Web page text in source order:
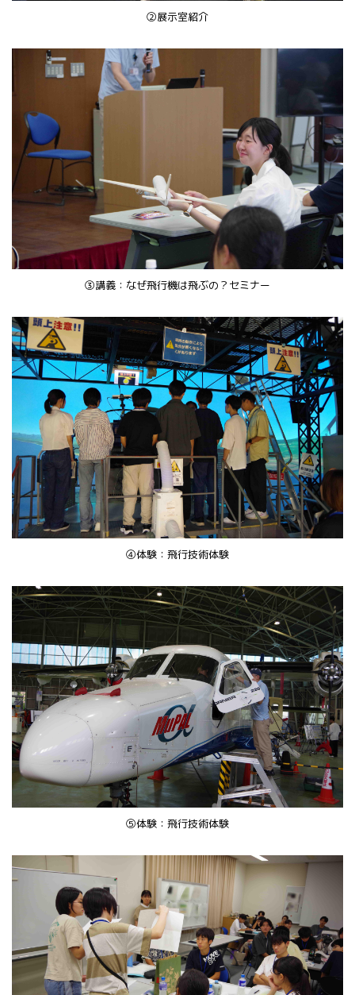
②展示室紹介
③講義：なぜ飛行機は飛ぶの？セミナー
④体験：飛行技術体験
⑤体験：飛行技術体験